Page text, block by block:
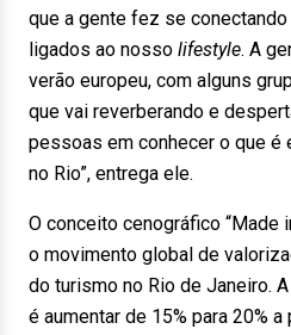
que a gente fez se
ligados ao nosso lifestyle. A
verão europeu, com alguns
que vai reverberando e
pessoas em conhecer o que é
no Rio”, entrega ele.
O conceito cenográfico “Made
o movimento global de
do turismo no Rio de Janeiro.
é aumentar de 15% para 20%